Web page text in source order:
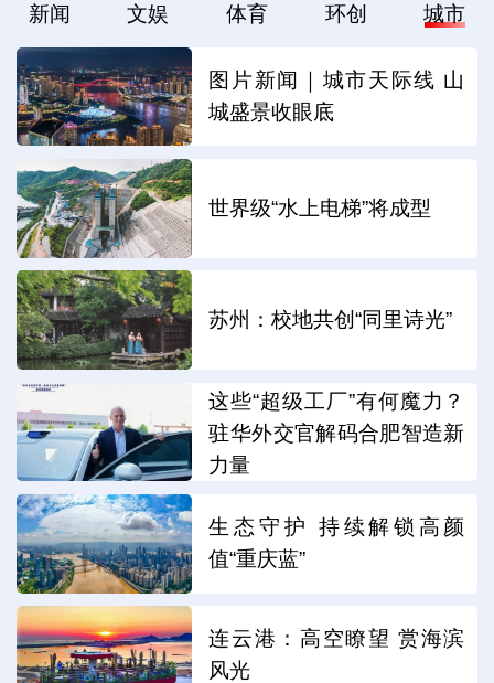
新闻 文娱 体育 环创 城市
图片新闻｜城市天际线 山
城盛景收眼底
世界级“水上电梯”将成型
苏州：校地共创“同里诗光”
这些“超级工厂”有何魔力？
驻华外交官解码合肥智造新
力量
生态守护 持续解锁高颜
值“重庆蓝”
连云港：高空瞭望 赏海滨
风光